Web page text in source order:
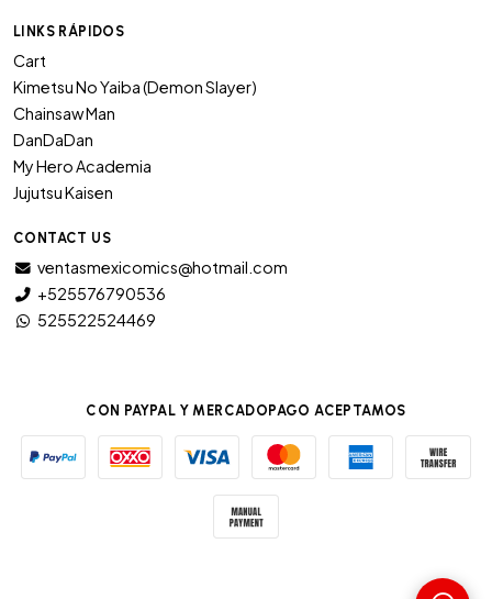
LINKS RÁPIDOS
Cart
Kimetsu No Yaiba (Demon Slayer)
Chainsaw Man
DanDaDan
My Hero Academia
Jujutsu Kaisen
CONTACT US
ventasmexicomics@hotmail.com
+525576790536
525522524469
CON PAYPAL Y MERCADOPAGO ACEPTAMOS